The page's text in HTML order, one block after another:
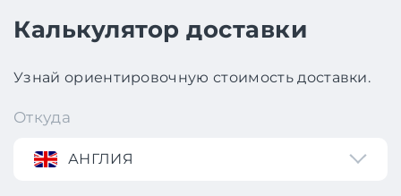
Калькулятор доставки
Узнай ориентировочную стоимость доставки.
Откуда
АНГЛИЯ